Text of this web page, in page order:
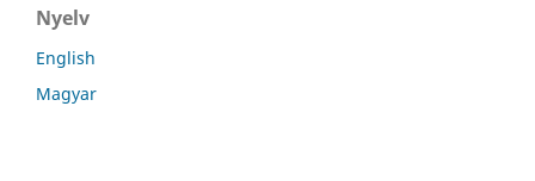
Nyelv
English
Magyar